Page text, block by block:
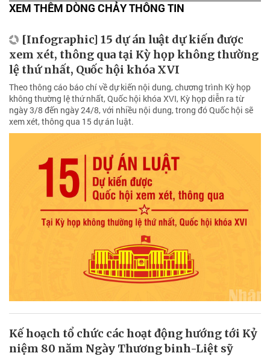
XEM THÊM DÒNG CHẢY THÔNG TIN
[Infographic] 15 dự án luật dự kiến được
xem xét, thông qua tại Kỳ họp không thường
lệ thứ nhất, Quốc hội khóa XVI
Theo thông cáo báo chí về dự kiến nội dung, chương trình Kỳ họp
không thường lệ thứ nhất, Quốc hội khóa XVI, Kỳ họp diễn ra từ
ngày 3/8 đến ngày 24/8, với nhiều nội dung, trong đó Quốc hội sẽ
xem xét, thông qua 15 dự án luật.
Kế hoạch tổ chức các hoạt động hướng tới Kỷ
niệm 80 năm Ngày Thương binh-Liệt sỹ